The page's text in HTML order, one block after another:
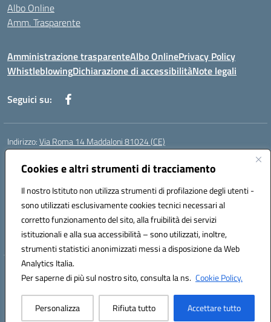
Cookies e altri strumenti di tracciamento
Il nostro Istituto non utilizza strumenti di profilazione degli utenti -
sono utilizzati esclusivamente cookies tecnici necessari al
corretto funzionamento del sito, alla fruibilità dei servizi
istituzionali e alla sua accessibilità – sono utilizzati, inoltre,
strumenti statistici anonimizzati messi a disposizione da Web
Analytics Italia.
Per saperne di più sul nostro sito, consulta la ns. Cookie Policy.
Personalizza Rifiuta tutto Accettare tutto
Albo Online
Amm. Trasparente
Amministrazione trasparenteAlbo OnlinePrivacy Policy
WhistleblowingDichiarazione di accessibilitàNote legali
Seguici su:
Indirizzo:Via Roma 14 Maddaloni 81024 (CE)
Centralino:
Posta elettronica certificata (PEC):ceic8an00r@pec.istruzione.it
Codice fiscale: 80006190617
Codice meccanografico:CEIC8AN00R
Codice Indice delle Pubbliche Amministrazioni (IPA): icmvce
Codice unico di fatturazione (CUF): UFORSV
Hosting & Powered by 3D Solution S.r.l.
Concept & Design by Designers Italia